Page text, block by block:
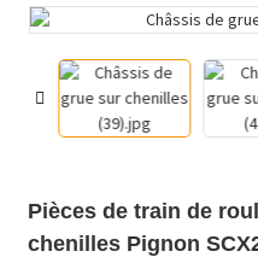
Pièces de train de
chenilles Pignon